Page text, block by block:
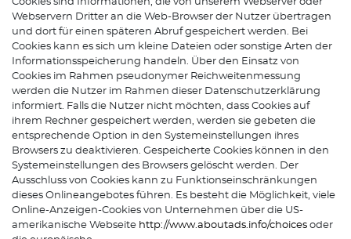
Webservern Dritter an die Web-Browser der Nutzer übertragen
und dort für einen späteren Abruf gespeichert werden. Bei
Cookies kann es sich um kleine Dateien oder sonstige Arten der
Informationsspeicherung handeln. Über den Einsatz von
Cookies im Rahmen pseudonymer Reichweitenmessung
werden die Nutzer im Rahmen dieser Datenschutzerklärung
informiert. Falls die Nutzer nicht möchten, dass Cookies auf
ihrem Rechner gespeichert werden, werden sie gebeten die
entsprechende Option in den Systemeinstellungen ihres
Browsers zu deaktivieren. Gespeicherte Cookies können in den
Systemeinstellungen des Browsers gelöscht werden. Der
Ausschluss von Cookies kann zu Funktionseinschränkungen
dieses Onlineangebotes führen. Es besteht die Möglichkeit, viele
Online-Anzeigen-Cookies von Unternehmen über die US-
amerikanische Webseite http://www.aboutads.info/choices oder